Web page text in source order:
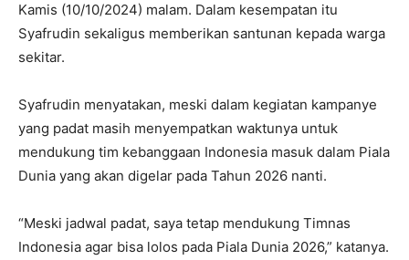
Kamis (10/10/2024) malam. Dalam kesempatan itu
Syafrudin sekaligus memberikan santunan kepada warga
sekitar.
Syafrudin menyatakan, meski dalam kegiatan kampanye
yang padat masih menyempatkan waktunya untuk
mendukung tim kebanggaan Indonesia masuk dalam Piala
Dunia yang akan digelar pada Tahun 2026 nanti.
“Meski jadwal padat, saya tetap mendukung Timnas
Indonesia agar bisa lolos pada Piala Dunia 2026,” katanya.